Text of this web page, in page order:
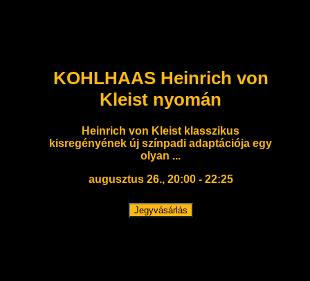
KOHLHAAS Heinrich von
Kleist nyomán
Heinrich von Kleist klasszikus
kisregényének új színpadi adaptációja egy
olyan ...
augusztus 26., 20:00 - 22:25
Jegyvásárlás